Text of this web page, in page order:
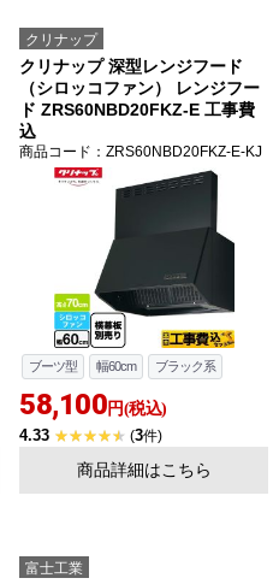
クリナップ
クリナップ 深型レンジフード
（シロッコファン） レンジフー
ド ZRS60NBD20FKZ-E 工事費
込
商品コード ：ZRS60NBD20FKZ-E-KJ
ブーツ型 幅60cm ブラック系
58,100円(税込)
4.33 (3件)
商品詳細はこちら
富士工業